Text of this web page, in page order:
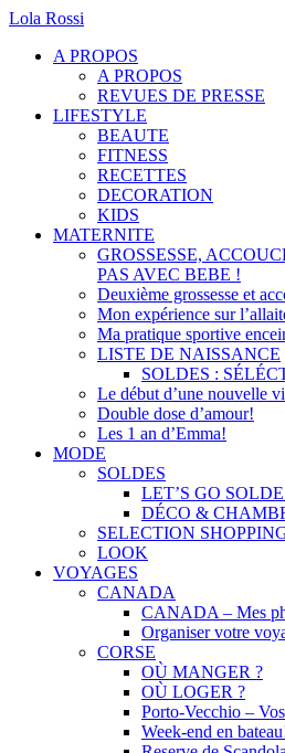
Lola Rossi
A PROPOS
A PROPOS
REVUES DE PRESSE
LIFESTYLE
BEAUTE
FITNESS
RECETTES
DECORATION
KIDS
MATERNITE
GROSSESSE,
PAS AVEC BEBE !
Deuxième grossesse et
Mon expérience sur
Ma pratique sportive
LISTE DE NAISSANCE
SOLDES :
Le début d’une nouvelle
Double dose d’amour!
Les 1 an d’Emma!
MODE
SOLDES
LET’S GO
DÉCO &
SELECTION
LOOK
VOYAGES
CANADA
CANADA – Mes
Organiser votre
CORSE
OÙ MANGER ?
OÙ LOGER ?
Porto-Vecchio –
Week-end en